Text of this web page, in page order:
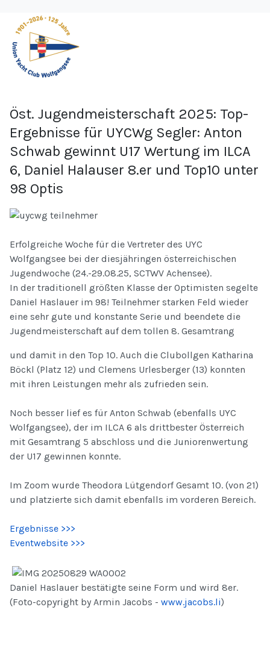
Öst. Jugendmeisterschaft 2025: Top-
Ergebnisse für UYCWg Segler: Anton
Schwab gewinnt U17 Wertung im ILCA
6, Daniel Halauser 8.er und Top10 unter
98 Optis
Erfolgreiche Woche für die Vertreter des UYC
Wolfgangsee bei der diesjähringen österreichischen
Jugendwoche (24.-29.08.25, SCTWV Achensee).
In der traditionell größten Klasse der Optimisten segelte
Daniel Haslauer im 98! Teilnehmer starken Feld wieder
eine sehr gute und konstante Serie und beendete die
Jugendmeisterschaft auf dem tollen 8. Gesamtrang
und damit in den Top 10. Auch die Clubollgen Katharina
Böckl (Platz 12) und Clemens Urlesberger (13) konnten
mit ihren Leistungen mehr als zufrieden sein.
Noch besser lief es für Anton Schwab (ebenfalls UYC
Wolfgangsee), der im ILCA 6 als drittbester Österreich
mit Gesamtrang 5 abschloss und die Juniorenwertung
der U17 gewinnen konnte.
Im Zoom wurde Theodora Lütgendorf Gesamt 10. (von 21)
und platzierte sich damit ebenfalls im vorderen Bereich.
Ergebnisse >>>
Eventwebsite >>>
Daniel Haslauer bestätigte seine Form und wird 8er.
(Foto-copyright by Armin Jacobs - www.jacobs.li)